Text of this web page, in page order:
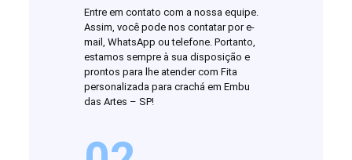
Entre em contato com a nossa equipe.
Assim, você pode nos contatar por e-
mail, WhatsApp ou telefone. Portanto,
estamos sempre à sua disposição e
prontos para lhe atender com Fita
personalizada para crachá em Embu
das Artes – SP!